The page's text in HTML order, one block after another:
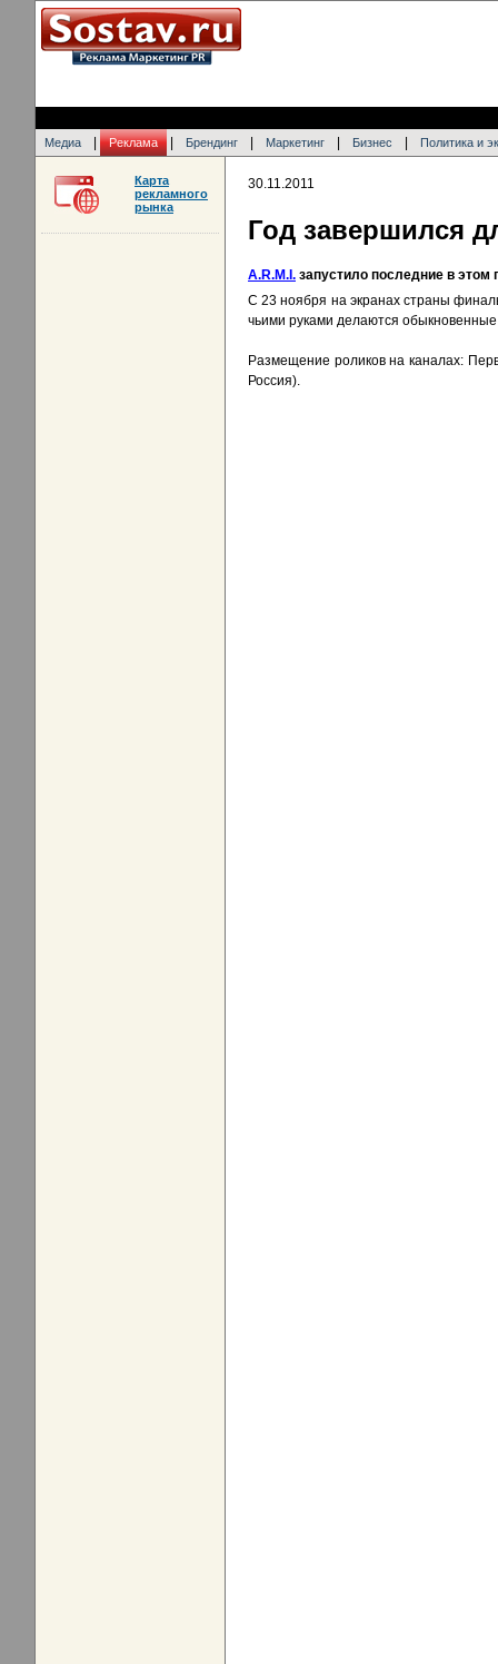
Медиа Реклама Брендинг Маркетинг Бизнес Политика и
30.11.2011
Год завершился
A.R.M.I. запустило последние в этом
С 23 ноября на экранах страны
чьими руками делаются
Размещение роликов на каналах:
Россия).
Карта
рекламного
рынка